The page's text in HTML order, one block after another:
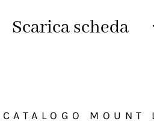
Scarica scheda
CATALOGO MOUNT